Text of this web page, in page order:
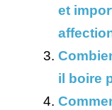
et
il boire